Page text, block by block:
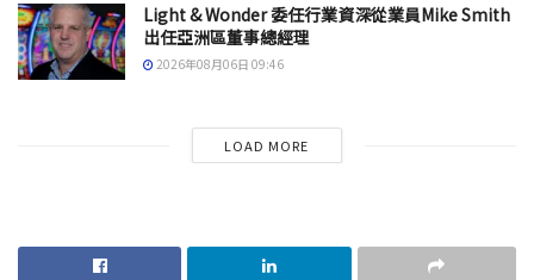
Light & Wonder 委任行業資深從業員Mike Smith
出任亞洲區董事總經理
2026年08月06日 09:46
LOAD MORE